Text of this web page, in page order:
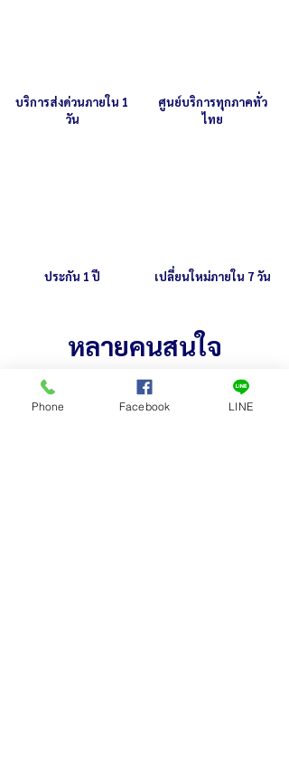
บริการส่งด่วนภายใน 1
วัน
ศูนย์บริการทุกภาคทั่ว
ไทย
ประกัน 1 ปี เปลี่ยนใหม่ภายใน 7 วัน
หลายคนสนใจ
Phone Facebook LINE